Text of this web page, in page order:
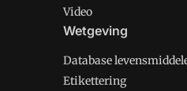
Video
Wetgeving
Database
Etikettering